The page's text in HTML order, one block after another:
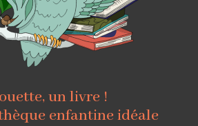
un livre !
enfantine idéale